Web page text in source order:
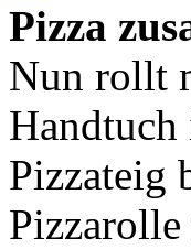
Pizza
Nun rollt
Handtuch
Pizzateig